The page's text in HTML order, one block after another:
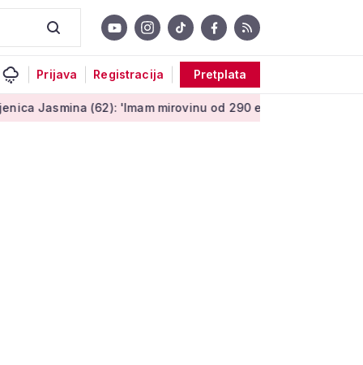
Prijava Registracija Pretplata
(62): 'Imam mirovinu od 290 eura, a dobijem i socijalnu